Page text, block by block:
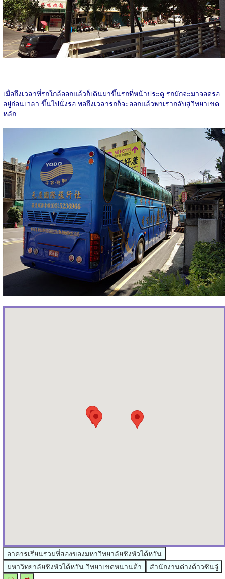
เมื่อถึงเวลาที่รถใกล้ออกแล้วก็เดินมาขึ้นรถที่หน้าประตู รถมักจะมาจอดรอ
อยู่ก่อนเวลา ขึ้นไปนั่งรอ พอถึงเวลารถก็จะออกแล้วพาเรากลับสู่วิทยาเขต
หลัก
อาคารเรียนรวมที่สองของมหาวิทยาลัยชิงหัวไต้หวัน
มหาวิทยาลัยชิงหัวไต้หวัน วิทยาเขตหนานต้า
สำนักงานต่างด้าวซินจู๋